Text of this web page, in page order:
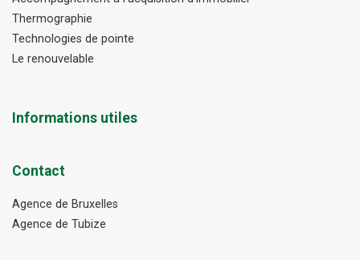
Thermographie
Technologies de pointe
Le renouvelable
Informations utiles
Contact
Agence de Bruxelles
Agence de Tubize